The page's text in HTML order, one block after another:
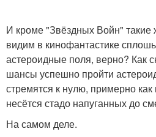
И кроме "Звёздных Войн"
видим в кинофантастике
астероидные поля, верно? Как
шансы успешно пройти
стремятся к нулю, примерно как
несётся стадо напуганных до
На самом деле.